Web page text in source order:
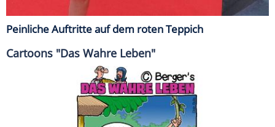
Peinliche Auftritte auf dem roten Teppich
Cartoons "Das Wahre Leben"